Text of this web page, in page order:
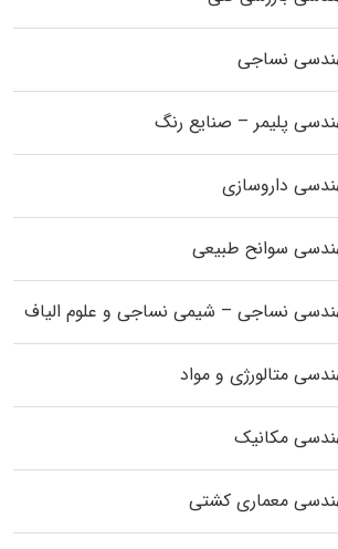
نساجی
پلیمر – صنایع رنگ
داروسازی
سوانح طبیعی
نساجی – شیمی نساجی و علوم الیاف
متالورژی و مواد
مکانیک
معماری کشتی